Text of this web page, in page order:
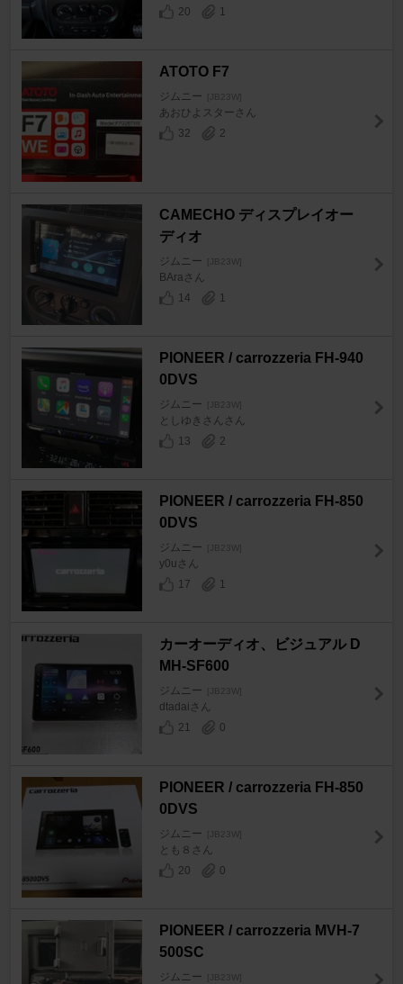
20 1
ATOTO F7
ジムニー [JB23W]
あおひよスターさん
32
2
CAMECHO ディスプレイオー
ディオ
ジムニー [JB23W]
BAraさん
14
1
PIONEER / carrozzeria FH-940
0DVS
ジムニー [JB23W]
としゆきさんさん
13
2
PIONEER / carrozzeria FH-850
0DVS
ジムニー [JB23W]
y0uさん
17
1
カーオーディオ、ビジュアル D
MH-SF600
ジムニー [JB23W]
dtadaiさん
21
0
PIONEER / carrozzeria FH-850
0DVS
ジムニー [JB23W]
とも８さん
20
0
PIONEER / carrozzeria MVH-7
500SC
ジムニー [JB23W]